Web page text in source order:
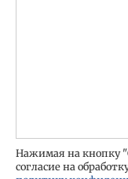
Нажимая на кнопку
согласие на